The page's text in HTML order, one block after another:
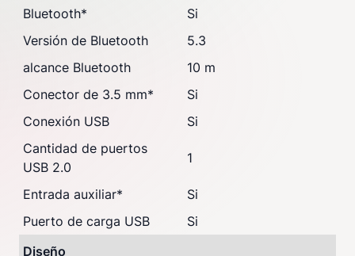
Bluetooth*
Si
Versión de Bluetooth
5.3
alcance Bluetooth
10 m
Conector de 3.5 mm*
Si
Conexión USB
Si
Cantidad de puertos
USB 2.0
1
Entrada auxiliar*
Si
Puerto de carga USB
Si
Diseño